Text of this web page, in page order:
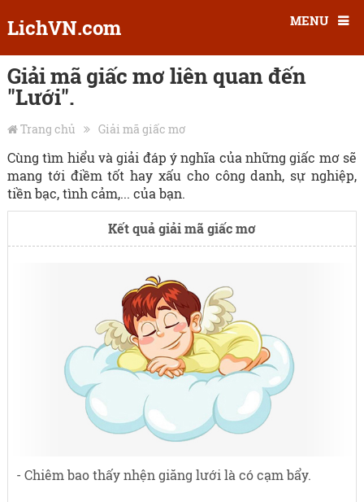
LichVN.com MENU
Giải mã giấc mơ liên quan đến
"Lưới".
Trang chủ Giải mã giấc mơ
Cùng tìm hiểu và giải đáp ý nghĩa của những giấc mơ sẽ
mang tới điềm tốt hay xấu cho công danh, sự nghiệp,
tiền bạc, tình cảm,... của bạn.
Kết quả giải mã giấc mơ
- Chiêm bao thấy nhện giăng lưới là có cạm bẩy.